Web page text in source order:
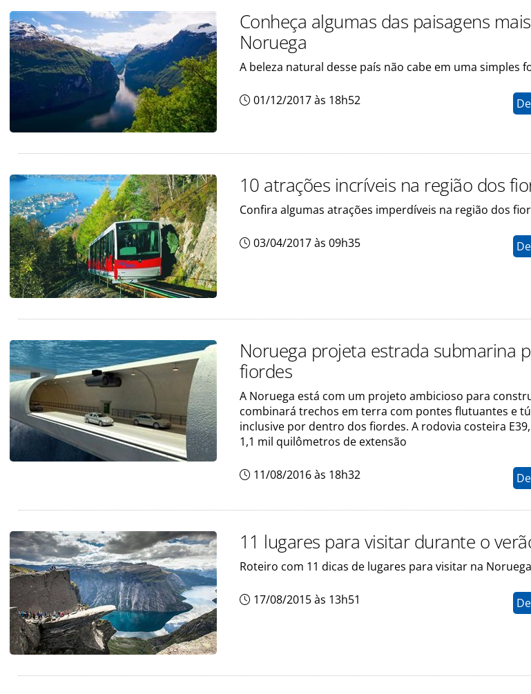
Conheça algumas das paisagens
Noruega
A beleza natural desse país não cabe em uma simples
01/12/2017 às 18h52
10 atrações incríveis na região dos
Confira algumas atrações imperdíveis na região dos
03/04/2017 às 09h35
Noruega projeta estrada submarina
fiordes
A Noruega está com um projeto ambicioso para
combinará trechos em terra com pontes flutuantes e
inclusive por dentro dos fiordes. A rodovia costeira
1,1 mil quilômetros de extensão
11/08/2016 às 18h32
11 lugares para visitar durante o
Roteiro com 11 dicas de lugares para visitar na
17/08/2015 às 13h51